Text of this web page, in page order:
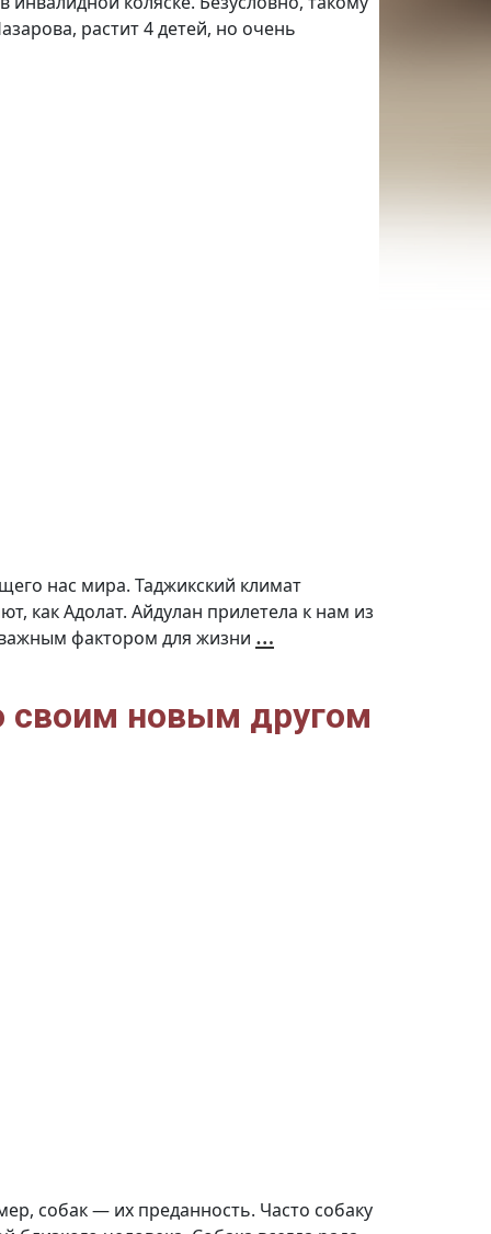
растит 4 детей, но очень
нас мира. Таджикский климат
как Адолат. Айдулан прилетела к нам из
фактором для жизни …иеё
(Видео)
своим новым другом
собак — их преданность. Часто собаку